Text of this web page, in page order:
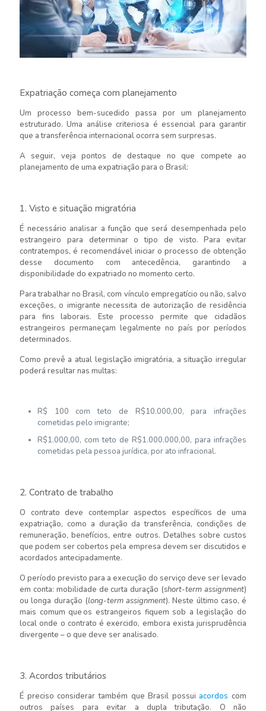
Expatriação começa com planejamento
Um processo bem-sucedido passa por um planejamento
estruturado. Uma análise criteriosa é essencial para garantir
que a transferência internacional ocorra sem surpresas.
A seguir, veja pontos de destaque no que compete ao
planejamento de uma expatriação para o Brasil:
1. Visto e situação migratória
É necessário analisar a função que será desempenhada pelo
estrangeiro para determinar o tipo de visto. Para evitar
contratempos, é recomendável iniciar o processo de obtenção
desse documento com antecedência, garantindo a
disponibilidade do expatriado no momento certo.
Para trabalhar no Brasil, com vínculo empregatício ou não, salvo
exceções, o imigrante necessita de autorização de residência
para fins laborais. Este processo permite que cidadãos
estrangeiros permaneçam legalmente no país por períodos
determinados.
Como prevê a atual legislação imigratória, a situação irregular
poderá resultar nas multas:​
R$ 100 com teto de R$10.000,00, para infrações
cometidas pelo imigrante;
​R$1.000,00, com teto de R$1.000.000,00, para infrações
cometidas pela pessoa jurídica, por ato infracional.​
2. Contrato de trabalho
O contrato deve contemplar aspectos específicos de uma
expatriação, como a duração da transferência, condições de
remuneração, benefícios, entre outros. Detalhes sobre custos
que podem ser cobertos pela empresa devem ser discutidos e
acordados antecipadamente.
O período previsto para a execução do serviço deve ser levado
em conta: mobilidade de curta duração (short-term assignment)
ou longa duração (long-term assignment). Neste último caso, é
mais comum que os estrangeiros fiquem sob a legislação do
local onde o contrato é exercido, embora exista jurisprudência
divergente – o que deve ser analisado.
3. Acordos tributários
É preciso considerar também que Brasil possuiacordos com
outros países para evitar a dupla tributação. O não